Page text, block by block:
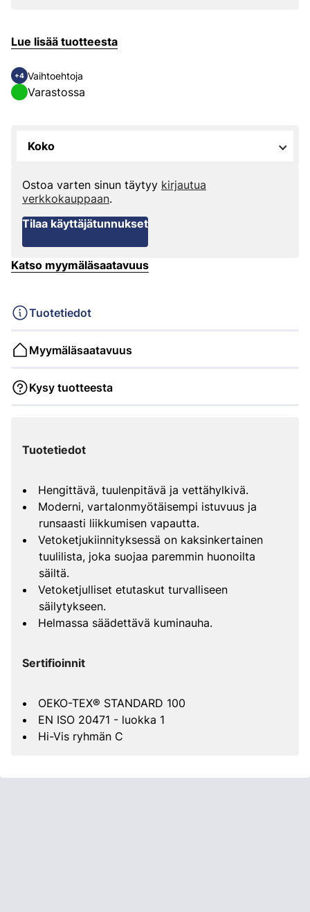
Lue lisää tuotteesta
+4 Vaihtoehtoja
Varastossa
Koko
Ostoa varten sinun täytyy kirjautua
verkkokauppaan.
Tilaa käyttäjätunnukset
Katso myymäläsaatavuus
Tuotetiedot
Myymäläsaatavuus
Kysy tuotteesta
Tuotetiedot
Hengittävä, tuulenpitävä ja vettähylkivä.
Moderni, vartalonmyötäisempi istuvuus ja
runsaasti liikkumisen vapautta.
Vetoketjukiinnityksessä on kaksinkertainen
tuulilista, joka suojaa paremmin huonoilta
säiltä.
Vetoketjulliset etutaskut turvalliseen
säilytykseen.
Helmassa säädettävä kuminauha.
Sertifioinnit
OEKO-TEX® STANDARD 100
EN ISO 20471 - luokka 1
Hi-Vis ryhmän C